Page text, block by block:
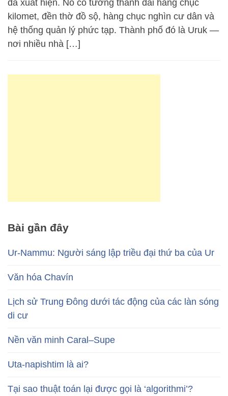
đã xuất hiện. Nó có tường thành dài hàng chục
kilomet, đền thờ đồ sộ, hàng chục nghìn cư dân và
hệ thống quản lý phức tạp. Thành phố đó là Uruk —
nơi nhiều nhà […]
Bài gần đây
Ur-Nammu: Người sáng lập triều đại thứ ba của Ur
Văn hóa Chavín
Lịch sử Trung Đông dưới tác động của các làn sóng
di cư
Nền văn minh Caral–Supe
Uta-napishtim là ai?
Tại sao thuật toán lại được gọi là ‘algorithmi’?